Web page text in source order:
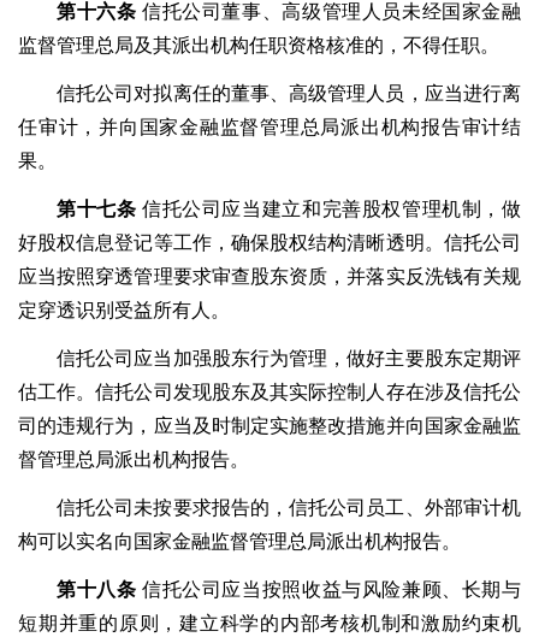
第十六条 信托公司董事、高级管理人员未经国家金融
监督管理总局及其派出机构任职资格核准的，不得任职。
信托公司对拟离任的董事、高级管理人员，应当进行离
任审计，并向国家金融监督管理总局派出机构报告审计结
果。
第十七条 信托公司应当建立和完善股权管理机制，做
好股权信息登记等工作，确保股权结构清晰透明。信托公司
应当按照穿透管理要求审查股东资质，并落实反洗钱有关规
定穿透识别受益所有人。
信托公司应当加强股东行为管理，做好主要股东定期评
估工作。信托公司发现股东及其实际控制人存在涉及信托公
司的违规行为，应当及时制定实施整改措施并向国家金融监
督管理总局派出机构报告。
信托公司未按要求报告的，信托公司员工、外部审计机
构可以实名向国家金融监督管理总局派出机构报告。
第十八条 信托公司应当按照收益与风险兼顾、长期与
短期并重的原则，建立科学的内部考核机制和激励约束机